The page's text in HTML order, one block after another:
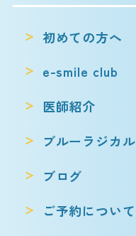
初めての方へ
e-smile club
医師紹介
ブルーラジカル
ブログ
ご予約について